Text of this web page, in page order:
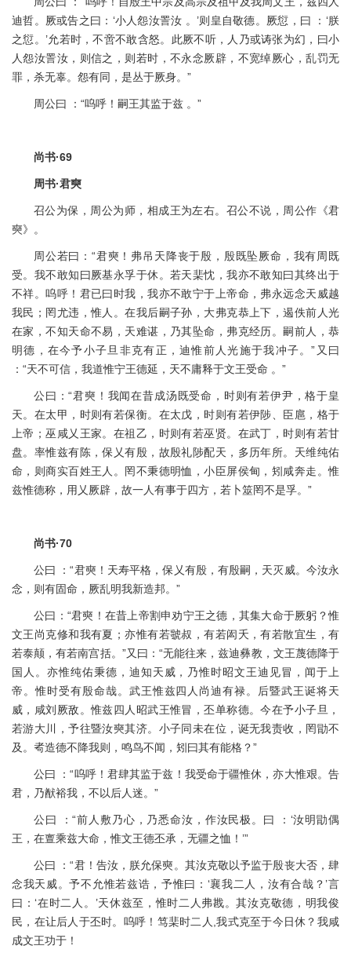
迪哲。厥或告之曰：‘小人怨汝詈汝 。’则皇自敬德。厥愆，曰 ：‘朕
之愆。’允若时，不啻不敢含怒。此厥不听，人乃或诪张为幻，曰小
人怨汝詈汝，则信之，则若时，不永念厥辟，不宽绰厥心，乱罚无
罪，杀无辜。怨有同，是丛于厥身。”
周公曰 ：“呜呼！嗣王其监于兹 。”
尚书·69
周书·君奭
召公为保，周公为师，相成王为左右。召公不说，周公作《君
奭》。
周公若曰：“君奭！弗吊天降丧于殷，殷既坠厥命，我有周既
受。我不敢知曰厥基永孚于休。若天棐忱，我亦不敢知曰其终出于
不祥。呜呼！君已曰时我，我亦不敢宁于上帝命，弗永远念天威越
我民；罔尤违，惟人。在我后嗣子孙，大弗克恭上下，遏佚前人光
在家，不知天命不易，天难谌，乃其坠命，弗克经历。嗣前人，恭
明德，在今予小子旦非克有正，迪惟前人光施于我冲子。”又曰
：“天不可信，我道惟宁王德延，天不庸释于文王受命 。”
公曰：“君奭！我闻在昔成汤既受命，时则有若伊尹，格于皇
天。在太甲，时则有若保衡。在太戊，时则有若伊陟、臣扈，格于
上帝；巫咸乂王家。在祖乙，时则有若巫贤。在武丁，时则有若甘
盘。率惟兹有陈，保乂有殷，故殷礼陟配天，多历年所。天维纯佑
命，则商实百姓王人。罔不秉德明恤，小臣屏侯甸，矧咸奔走。惟
兹惟德称，用乂厥辟，故一人有事于四方，若卜筮罔不是孚。”
尚书·70
公曰 ：“君奭！天寿平格，保乂有殷，有殷嗣，天灭威。今汝永
念，则有固命，厥乱明我新造邦。”
公曰：“君奭！在昔上帝割申劝宁王之德，其集大命于厥躬？惟
文王尚克修和我有夏；亦惟有若虢叔，有若闳夭，有若散宜生，有
若泰颠，有若南宫括。”又曰：“无能往来，兹迪彝教，文王蔑德降于
国人。亦惟纯佑秉德，迪知天威，乃惟时昭文王迪见冒，闻于上
帝。惟时受有殷命哉。武王惟兹四人尚迪有禄。后暨武王诞将天
威，咸刘厥敌。惟兹四人昭武王惟冒，丕单称德。今在予小子旦，
若游大川，予往暨汝奭其济。小子同未在位，诞无我责收，罔勖不
及。耇造德不降我则，鸣鸟不闻，矧曰其有能格？”
公曰 ：“呜呼！君肆其监于兹！我受命于疆惟休，亦大惟艰。告
君，乃猷裕我，不以后人迷。”
公曰 ：“前人敷乃心，乃悉命汝，作汝民极。曰 ：‘汝明勖偶
王，在亶乘兹大命，惟文王德丕承，无疆之恤！’”
公曰 ：“君！告汝，朕允保奭。其汝克敬以予监于殷丧大否，肆
念我天威。予不允惟若兹诰，予惟曰：‘襄我二人，汝有合哉？’言
曰：‘在时二人。’天休兹至，惟时二人弗戡。其汝克敬德，明我俊
民，在让后人于丕时。呜呼！笃棐时二人,我式克至于今日休？我咸
成文王功于！